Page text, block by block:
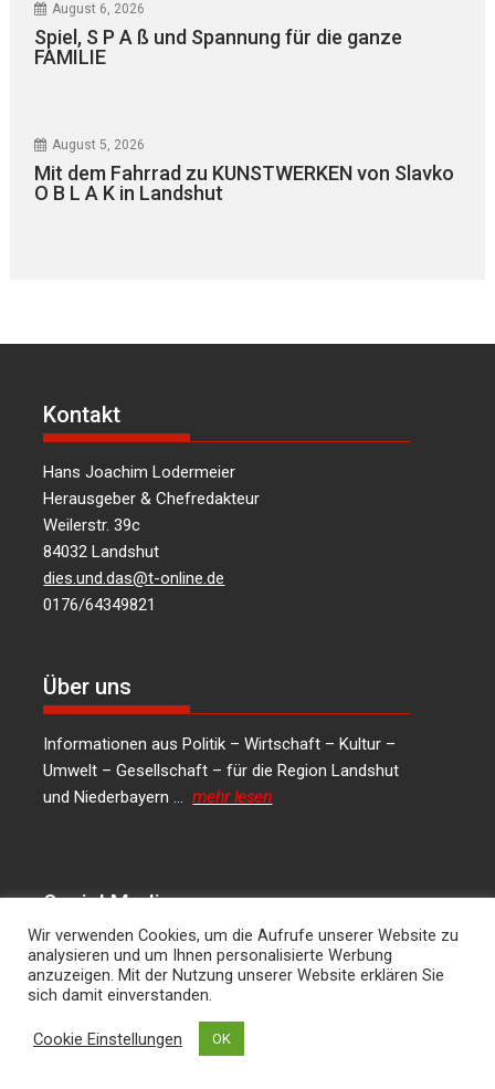
August 6, 2026
Spiel, S P A ß und Spannung für die ganze
FAMILIE
August 5, 2026
Mit dem Fahrrad zu KUNSTWERKEN von Slavko
O B L A K in Landshut
Kontakt
Hans Joachim Lodermeier
Herausgeber & Chefredakteur
Weilerstr. 39c
84032 Landshut
dies.und.das@t-online.de
0176/64349821
Über uns
Informationen aus Politik – Wirtschaft – Kultur –
Umwelt – Gesellschaft – für die Region Landshut
und Niederbayern …mehr lesen
Social Media
LinkedIn
Facebook
Instagram
X
Wir verwenden Cookies, um die Aufrufe unserer Website zu
analysieren und um Ihnen personalisierte Werbung
anzuzeigen. Mit der Nutzung unserer Website erklären Sie
sich damit einverstanden.
Cookie Einstellungen OK